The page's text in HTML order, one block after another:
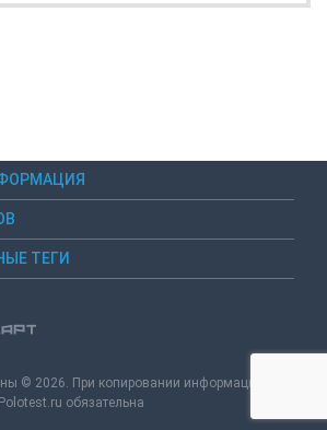
ТЕГИ
© 2026. При копировании информации -
обязательна